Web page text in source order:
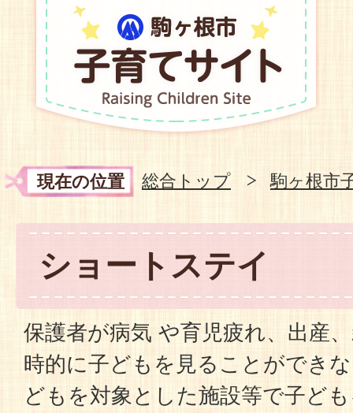
現在の位置 総合トップ 駒ヶ根市
ショートステイ
保護者が病気 や育児疲れ、出産
時的に子どもを見ることができ
どもを対象とした施設等で子ど